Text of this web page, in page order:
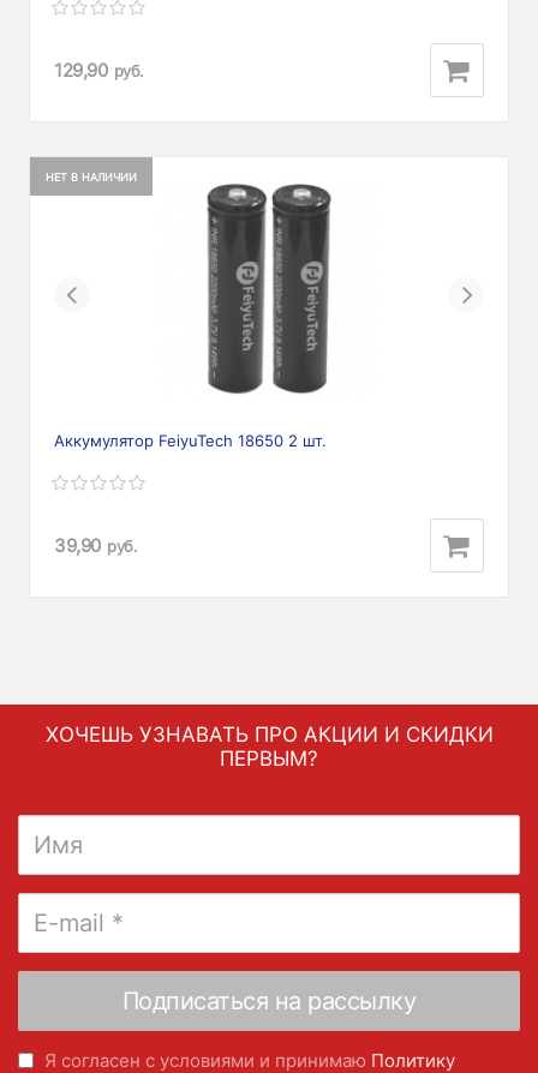
129,90 руб.
НЕТ В НАЛИЧИИ
Previous Next
Аккумулятор FeiyuTech 18650 2 шт.
39,90 руб.
ХОЧЕШЬ УЗНАВАТЬ ПРО АКЦИИ И СКИДКИ
ПЕРВЫМ?
Я согласен с условиями и принимаю Политику